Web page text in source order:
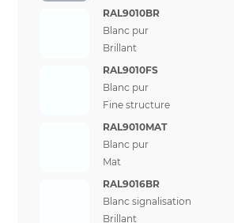
RAL9010BR
Blanc pur
Brillant
RAL9010FS
Blanc pur
Fine structure
RAL9010MAT
Blanc pur
Mat
RAL9016BR
Blanc signalisation
Brillant